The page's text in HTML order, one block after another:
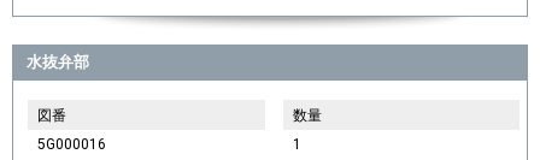
水抜弁部
図番
5G000016
数量
1